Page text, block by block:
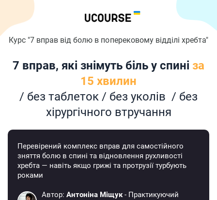
Курс "7 вправ від болю в поперековому відділі хребта"
7 вправ, які знімуть біль у спині за
15 хвилин
/ без таблеток / без уколів / без
хірургічного втручання
Перевірений комплекс вправ для самостійного
зняття болю в спині та відновлення рухливості
хребта — навіть якщо грижі та протрузії турбують
роками
Автор: Антоніна Міщук- Практикуючий